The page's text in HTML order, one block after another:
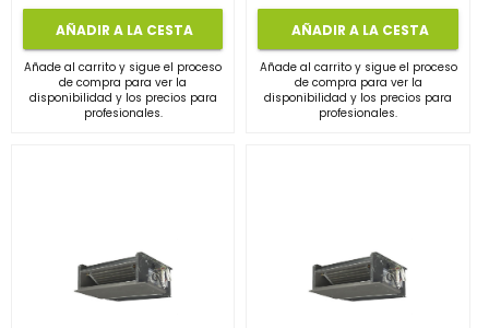
AÑADIR A LA CESTA
Añade al carrito y sigue el proceso
de compra para ver la
disponibilidad y los precios para
profesionales.
AÑADIR A LA CESTA
Añade al carrito y sigue el proceso
de compra para ver la
disponibilidad y los precios para
profesionales.